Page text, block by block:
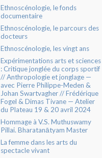
Ethnoscénologie, le fonds
documentaire
Ethnoscénologie, le parcours des
docteurs
Ethnoscénologie, les vingt ans
Expérimentations arts et sciences
: Critique jonglée du corps sportif
// Anthropologie et jonglage —
avec Pierre Philippe-Meden &
Johan Swartvagher // Frédérique
Fogel & Dimas Tivane — Atelier
du Plateau 19 & 20 avril 2024
Hommage à V.S. Muthuswamy
Pillai. Bharatanātyam Master
La femme dans les arts du
spectacle vivant